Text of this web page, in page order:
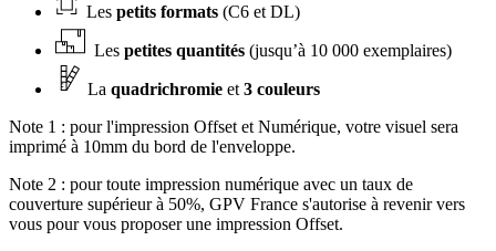
Les petits formats (C6 et DL)
Les petites quantités (jusqu’à 10 000 exemplaires)
La quadrichromie et 3 couleurs
Note 1 : pour l'impression Offset et Numérique, votre visuel sera
imprimé à 10mm du bord de l'enveloppe.
Note 2 : pour toute impression numérique avec un taux de
couverture supérieur à 50%, GPV France s'autorise à revenir vers
vous pour vous proposer une impression Offset.